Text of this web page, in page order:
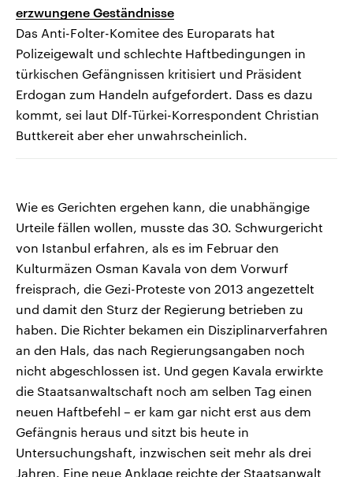
erzwungene Geständnisse
Das Anti-Folter-Komitee des Europarats hat
Polizeigewalt und schlechte Haftbedingungen in
türkischen Gefängnissen kritisiert und Präsident
Erdogan zum Handeln aufgefordert. Dass es dazu
kommt, sei laut Dlf-Türkei-Korrespondent Christian
Buttkereit aber eher unwahrscheinlich.
Wie es Gerichten ergehen kann, die unabhängige
Urteile fällen wollen, musste das 30. Schwurgericht
von Istanbul erfahren, als es im Februar den
Kulturmäzen Osman Kavala von dem Vorwurf
freisprach, die Gezi-Proteste von 2013 angezettelt
und damit den Sturz der Regierung betrieben zu
haben. Die Richter bekamen ein Disziplinarverfahren
an den Hals, das nach Regierungsangaben noch
nicht abgeschlossen ist. Und gegen Kavala erwirkte
die Staatsanwaltschaft noch am selben Tag einen
neuen Haftbefehl – er kam gar nicht erst aus dem
Gefängnis heraus und sitzt bis heute in
Untersuchungshaft, inzwischen seit mehr als drei
Jahren. Eine neue Anklage reichte der Staatsanwalt